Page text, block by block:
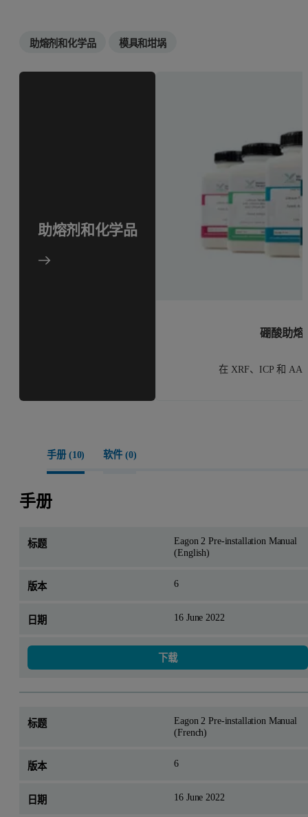
助熔剂和化学品 模具和坩埚
助熔剂和化学品
硼酸助熔
在 XRF、ICP 和 AA
手册 (10) 软件 (0)
手册
Eagon 2 Pre-installation Manual
(English)
6
16 June 2022
下载
Eagon 2 Pre-installation Manual
(French)
6
16 June 2022